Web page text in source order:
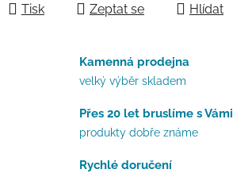
Tisk Zeptat se Hlídat
Kamenná prodejna
velký výběr skladem
Přes 20 let bruslíme s Vámi
produkty dobře známe
Rychlé doručení